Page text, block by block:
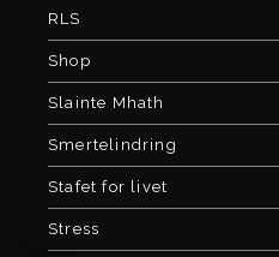
RLS
Shop
Slainte Mhath
Smertelindring
Stafet for livet
Stress